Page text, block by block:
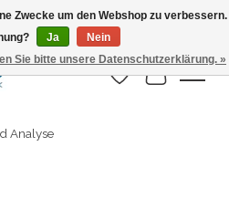
Uhr
Wunschzettel
Ihr
Analyse
Zwecke um den Webshop zu verbessern.
Ja
Nein
Sie bitte unsere Datenschutzerklärung. »